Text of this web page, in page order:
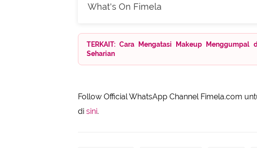
What's On Fimela
TERKAIT: Cara Mengatasi Makeup
Seharian
Follow Official WhatsApp Channel Fimela.com
di sini.